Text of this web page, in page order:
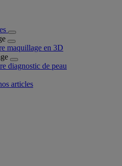
maquillage en 3D
diagnostic de peau
articles